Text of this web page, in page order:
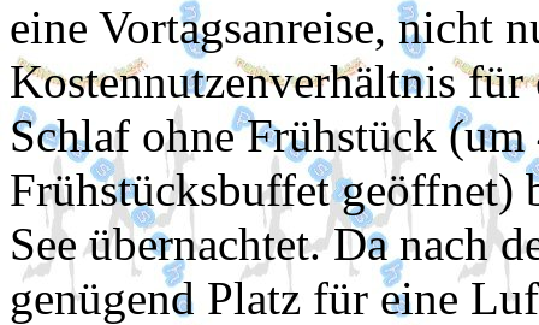
eine Vortagsanreise, nicht
Kostennutzenverhältnis
Schlaf ohne Frühstück
Frühstücksbuffet geöffnet)
See übernachtet. Da nach
genügend Platz für eine